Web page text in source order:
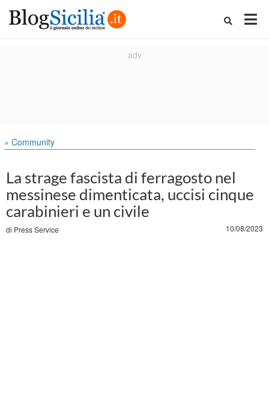
» Community
La strage fascista di ferragosto nel
messinese dimenticata, uccisi cinque
carabinieri e un civile
di Press Service 10/08/2023